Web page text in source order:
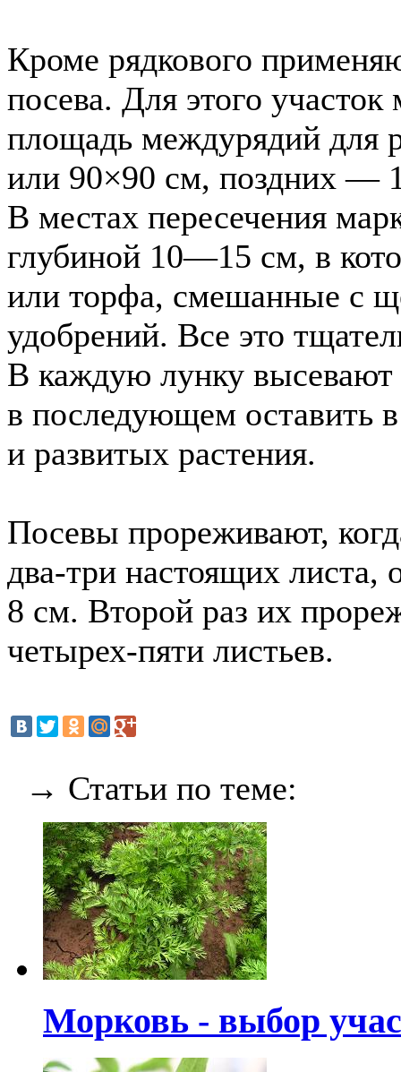
Кроме рядкового
посева. Для этого
площадь междурядий для
или 90×90 см, поздних —
В местах пересечения
глубиной 10—15 см, в
или торфа, смешанные с
удобрений. Все это
В каждую лунку
в последующем оставить
и развитых растения.
Посевы прореживают,
два-три настоящих
8 см. Второй раз их
четырех-пяти листьев.
→ Статьи по теме:
Морковь - выбор